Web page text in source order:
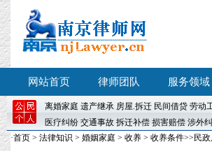
网站首页 律师团队 服务领域
离婚家庭 遗产继承 房屋.拆迁 民间借贷 劳动
医疗纠纷 交通事故 拆迁补偿 损害赔偿 涉外
·首页 > 法律知识 > 婚姻家庭 > 收养 > 收养条件>>民